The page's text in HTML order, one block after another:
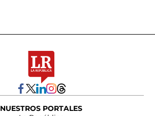
NUESTROS PORTALES